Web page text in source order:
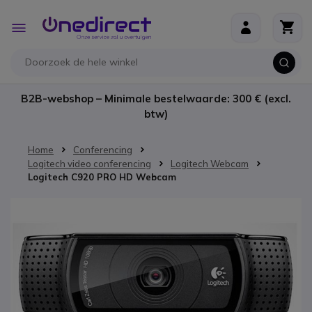
Toggle
Nav
B2B-webshop – Minimale bestelwaarde: 300 € (excl.
btw)
Home
Conferencing
Logitech video conferencing
Logitech Webcam
Logitech C920 PRO HD Webcam